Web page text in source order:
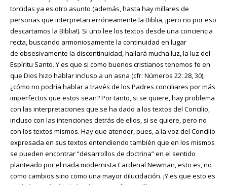
torcidas ya es otro asunto (además, hasta hay millares de
personas que interpretan erróneamente la Biblia, ¡pero no por eso
descartamos la Biblia!). Si uno lee los textos desde una conciencia
recta, buscando armoniosamente la continuidad en lugar
de obsesivamente la discontinuidad, hallará mucha luz, la luz del
Espíritu Santo. Y es que si como buenos cristianos tenemos fe en
que Dios hizo hablar incluso a un asna (cfr. Números 22: 28, 30),
¿cómo no podría hablar a través de los Padres conciliares por más
imperfectos que estos sean? Por tanto, si se quiere, hay problema
con las interpretaciones que se ha dado a los textos del Concilio,
incluso con las intenciones detrás de ellos, si se quiere, pero no
con los textos mismos. Hay que atender, pues, a la voz del Concilio
expresada en sus textos entendiendo también que en los mismos
se pueden encontrar “desarrollos de doctrina” en el sentido
planteado por el nada modernista Cardenal Newman, esto es, no
como cambios sino como una mayor dilucidación. ¡Y es que esto es